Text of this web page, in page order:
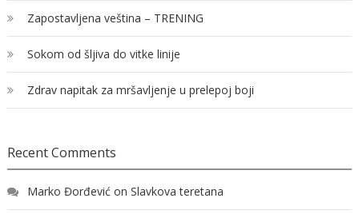
Zapostavljena veština – TRENING
Sokom od šljiva do vitke linije
Zdrav napitak za mršavljenje u prelepoj boji
Recent Comments
Marko Đorđević on Slavkova teretana